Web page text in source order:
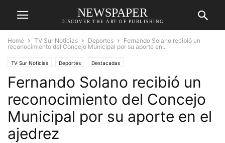
NEWSPAPER
DISCOVER THE ART OF PUBLISHING
Home TV Sur Noticias Deportes
Fernando Solano recibió un
reconocimiento del Concejo Municipal por su aporte en...
TV Sur Noticias Deportes Destacadas
Fernando Solano recibió un
reconocimiento del Concejo
Municipal por su aporte en el
ajedrez